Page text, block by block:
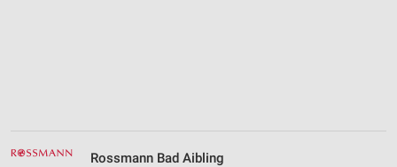
Rossmann Bad Aibling